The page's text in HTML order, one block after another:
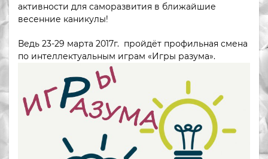
активности для саморазвития в ближайшие
весенние каникулы!
Ведь 23-29 марта 2017г. пройдёт профильная смена
по интеллектуальным играм «Игры разума».